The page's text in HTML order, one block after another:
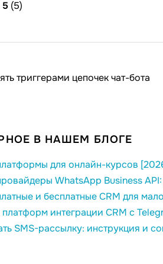
5 (5)
триггерами цепочек чат-бота
В НАШЕМ БЛОГЕ
для онлайн-курсов
WhatsApp Business
и бесплатные CRM для
интеграции CRM с
SMS-рассылку: инструкция и